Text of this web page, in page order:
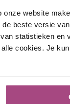
website
beste versie
statistieken en
cookies. Je